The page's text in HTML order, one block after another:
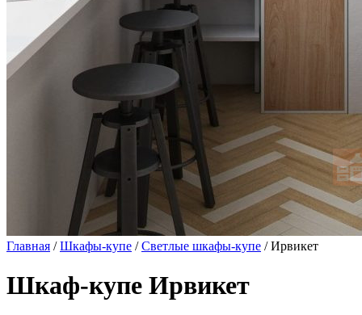
Главная /Шкафы-купе /Светлые шкафы-купе / Ирвикет
Шкаф-купе Ирвикет